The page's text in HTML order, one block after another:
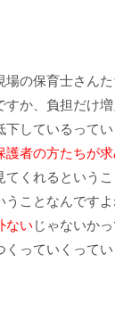
場の保育士さん
すか、負担だけ
しているって
護者の方たちが
くれるというこ
うことなんです
ない じゃないか
くっていくって